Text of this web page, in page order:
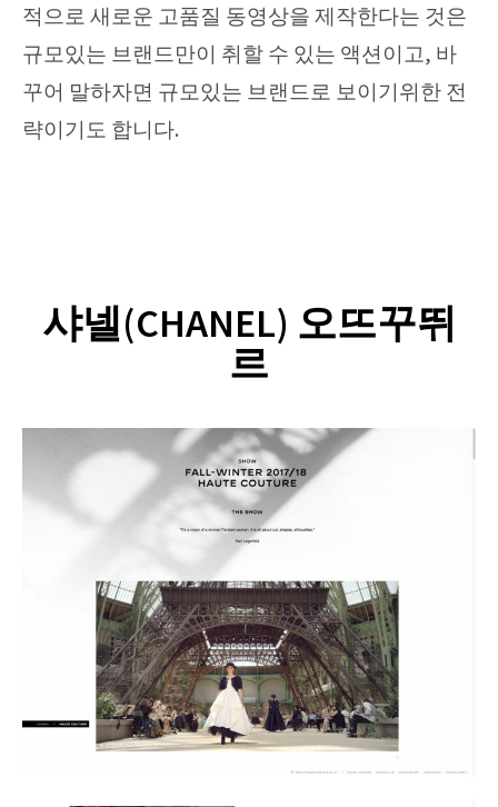
적으로 새로운 고품질 동영상을 제작한다는 것은
규모있는 브랜드만이 취할 수 있는 액션이고, 바
꾸어 말하자면 규모있는 브랜드로 보이기위한 전
략이기도 합니다.
샤넬(CHANEL) 오뜨꾸뛰
르